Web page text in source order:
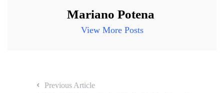
Mariano Potena
View More Posts
Previous Article